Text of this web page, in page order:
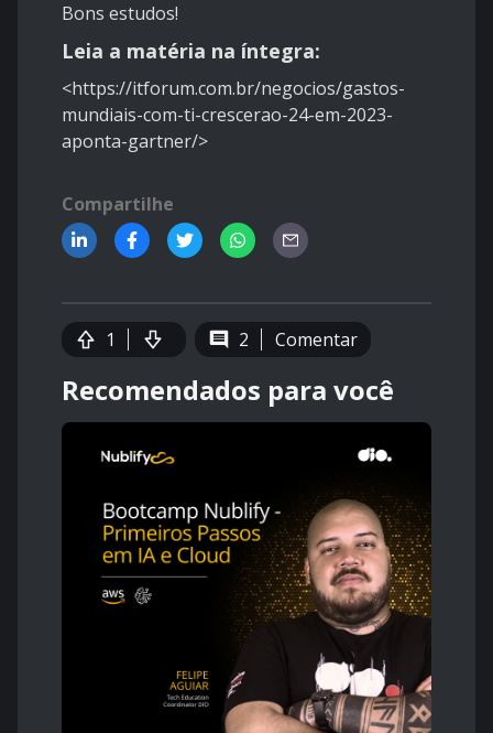
Bons estudos!
Leia a matéria na íntegra:
<https://itforum.com.br/negocios/gastos-
mundiais-com-ti-crescerao-24-em-2023-
aponta-gartner/>
Compartilhe
1 2 Comentar
Recomendados para você